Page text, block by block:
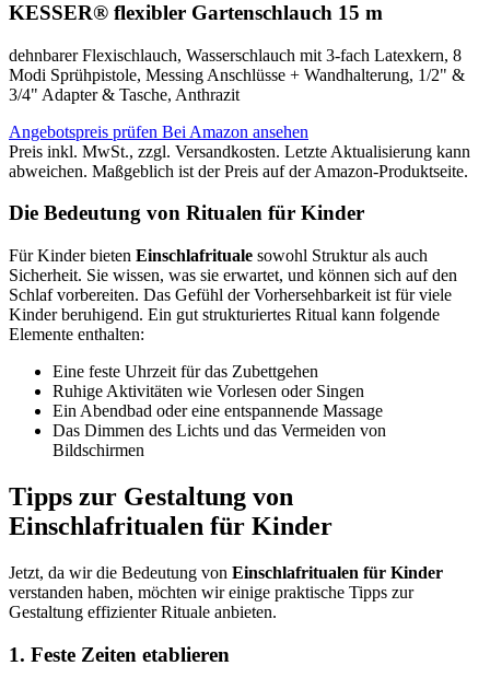
KESSER® flexibler Gartenschlauch 15 m
dehnbarer Flexischlauch, Wasserschlauch mit 3-fach Latexkern, 8
Modi Sprühpistole, Messing Anschlüsse + Wandhalterung, 1/2" &
3/4" Adapter & Tasche, Anthrazit
Angebotspreis prüfen Bei Amazon ansehen
Preis inkl. MwSt., zzgl. Versandkosten. Letzte Aktualisierung kann
abweichen. Maßgeblich ist der Preis auf der Amazon-Produktseite.
Die Bedeutung von Ritualen für Kinder
Für Kinder bieten Einschlafrituale sowohl Struktur als auch
Sicherheit. Sie wissen, was sie erwartet, und können sich auf den
Schlaf vorbereiten. Das Gefühl der Vorhersehbarkeit ist für viele
Kinder beruhigend. Ein gut strukturiertes Ritual kann folgende
Elemente enthalten:
Eine feste Uhrzeit für das Zubettgehen
Ruhige Aktivitäten wie Vorlesen oder Singen
Ein Abendbad oder eine entspannende Massage
Das Dimmen des Lichts und das Vermeiden von
Bildschirmen
Tipps zur Gestaltung von
Einschlafritualen für Kinder
Jetzt, da wir die Bedeutung von Einschlafritualen für Kinder
verstanden haben, möchten wir einige praktische Tipps zur
Gestaltung effizienter Rituale anbieten.
1. Feste Zeiten etablieren